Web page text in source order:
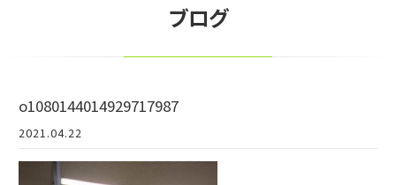
ブログ
o1080144014929717987
2021.04.22